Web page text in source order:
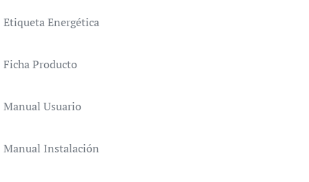
Etiqueta Energética
Ficha Producto
Manual Usuario
Manual Instalación